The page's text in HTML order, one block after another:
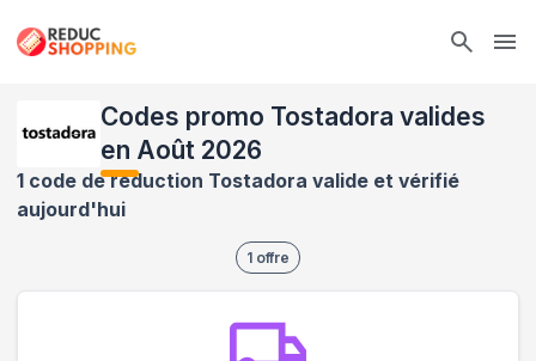
Codes promo Tostadora valides
en Août 2026
1 code de réduction Tostadora valide et vérifié
aujourd'hui
1 offre